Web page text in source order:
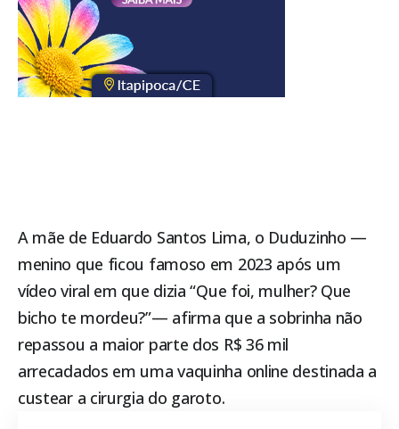
A mãe de Eduardo Santos Lima, o Duduzinho —
menino que ficou famoso em 2023 após um
vídeo viral em que dizia “Que foi, mulher? Que
bicho te mordeu?”— afirma que a sobrinha não
repassou a maior parte dos R$ 36 mil
arrecadados em uma vaquinha online destinada a
custear a cirurgia do garoto.